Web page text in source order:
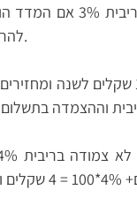
להראות שזוהי שגיאה.
נניח ואנו לווים 100 שקלים